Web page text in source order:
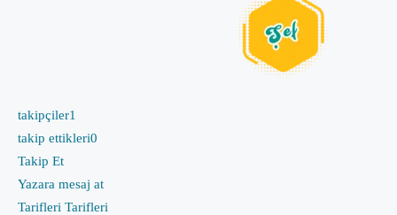
takipçiler1
takip ettikleri0
Takip Et
Yazara mesaj at
Tarifleri Tarifleri